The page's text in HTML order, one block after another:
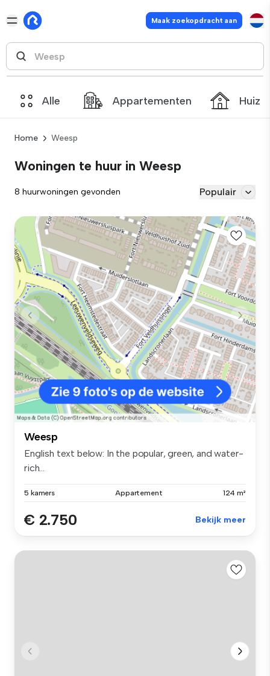
Maak zoekopdracht aan
Alle Appartementen
Home Weesp
Woningen te huur in Weesp
8 huurwoningen gevonden Populair
Weesp
English text below: In the popular, green, and water-
rich...
5 kamers Appartement 124 m²
€ 2.750 Bekijk meer